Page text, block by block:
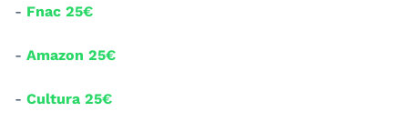
- Fnac 25€
- Amazon 25€
- Cultura 25€